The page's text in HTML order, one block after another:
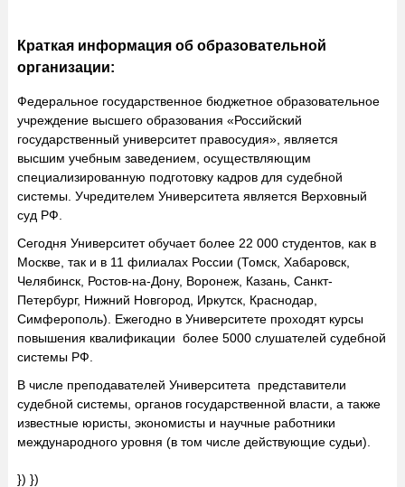
Краткая информация об образовательной
организации:
Федеральное государственное бюджетное образовательное
учреждение высшего образования «Российский
государственный университет правосудия», является
высшим учебным заведением, осуществляющим
специализированную подготовку кадров для судебной
системы. Учредителем Университета является Верховный
суд РФ.
Сегодня Университет обучает более 22 000 студентов, как в
Москве, так и в 11 филиалах России (Томск, Хабаровск,
Челябинск, Ростов-на-Дону, Воронеж, Казань, Санкт-
Петербург, Нижний Новгород, Иркутск, Краснодар,
Симферополь). Ежегодно в Университете проходят курсы
повышения квалификации более 5000 слушателей судебной
системы РФ.
В числе преподавателей Университета представители
судебной системы, органов государственной власти, а также
известные юристы, экономисты и научные работники
международного уровня (в том числе действующие судьи).
}) })